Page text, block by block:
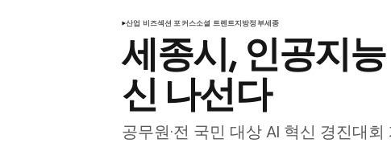
산업 비즈섹션 포커스소셜 트렌트지방정부세종
세종시, 인공지
신 나선다
공무원·전 국민 대상 AI 혁신 경진대